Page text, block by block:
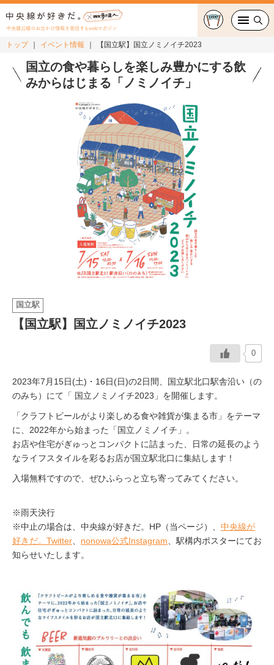
中央線沿線のお出かけ情報を発信するwebマガジン
グルメ・カフェ
中央線カルチャー
イベント情報
おしらせ
トップ イベント情報 【国立駅】国立ノミノイチ2023
国立の食や暮らしを楽しみ豊かにする飲
みからはじまる「ノミノイチ」
国立駅
【国立駅】国立ノミノイチ2023
0
2023年7月15日(土)・16日(日)の2日間、国立駅北口駅舎沿い（の
のみち）にて「 国立ノミノイチ2023」を開催します。
「クラフトビールがより楽しめる食や雑貨が集まる市」をテーマ
に、2022年から始まった「国立ノミノイチ」。
お店や住宅がぎゅっとコンパクトに詰まった、日常の延長のよう
なライフスタイルを彩るお店が国立駅北口に集結します！
入場無料ですので、ぜひふらっと立ち寄ってみてください。
※雨天決行
※中止の場合は、中央線が好きだ。HP（当ページ）、 中央線が
好きだ。 Twitter nonowa公式Instagram 、駅構内ポスターにてお
知らせいたします。